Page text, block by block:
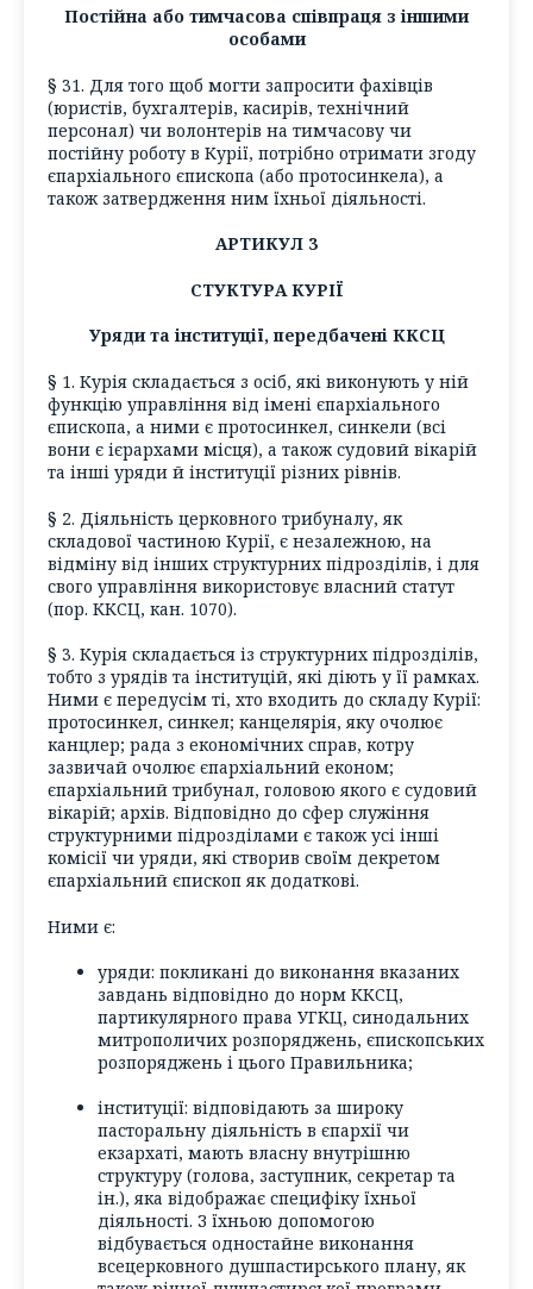
Постійна або тимчасова співпраця з іншими
особами
§ 31. Для того щоб могти запросити фахівців
(юристів, бухгалтерів, касирів, технічний
персонал) чи волонтерів на тимчасову чи
постійну роботу в Курії, потрібно отримати згоду
єпархіального єпископа (або протосинкела), а
також затвердження ним їхньої діяльності.
АРТИКУЛ 3
СТУКТУРА КУРІЇ
Уряди та інституції, передбачені ККСЦ
§ 1. Курія складається з осіб, які виконують у ній
функцію управління від імені єпархіального
єпископа, а ними є протосинкел, синкели (всі
вони є ієрархами місця), а також судовий вікарій
та інші уряди й інституції різних рівнів.
§ 2. Діяльність церковного трибуналу, як
складової частиною Курії, є незалежною, на
відміну від інших структурних підрозділів, і для
свого управління використовує власний статут
(пор. ККСЦ, кан. 1070).
§ 3. Курія складається із структурних підрозділів,
тобто з урядів та інституцій, які діють у її рамках.
Ними є передусім ті, хто входить до складу Курії:
протосинкел, синкел; канцелярія, яку очолює
канцлер; рада з економічних справ, котру
зазвичай очолює єпархіальний економ;
єпархіальний трибунал, головою якого є судовий
вікарій; архів. Відповідно до сфер служіння
структурними підрозділами є також усі інші
комісії чи уряди, які створив своїм декретом
єпархіальний єпископ як додаткові.
Ними є:
уряди: покликані до виконання вказаних
завдань відповідно до норм ККСЦ,
партикулярного права УГКЦ, синодальних
митрополичих розпоряджень, єпископських
розпоряджень і цього Правильника;
інституції: відповідають за широку
пасторальну діяльність в єпархії чи
екзархаті, мають власну внутрішню
структуру (голова, заступник, секретар та
ін.), яка відображає специфіку їхньої
діяльності. З їхньою допомогою
відбувається одностайне виконання
всецерковного душпастирського плану, як